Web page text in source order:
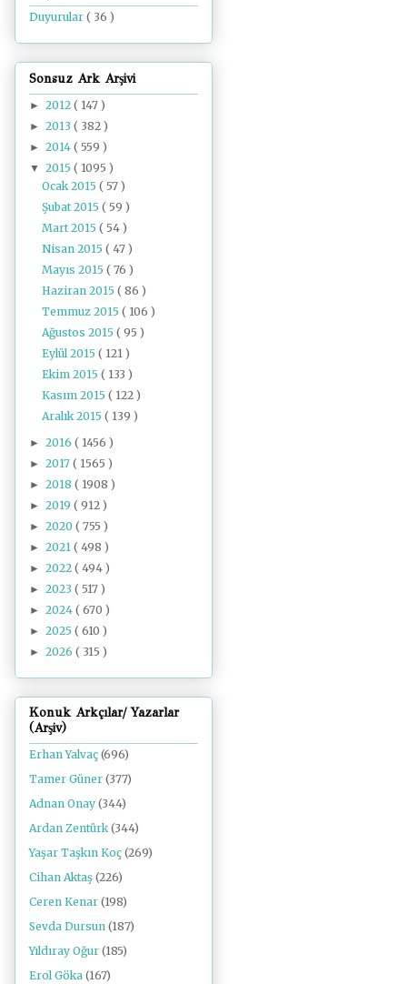
Duyurular ( 36 )
Sonsuz Ark Arşivi
► 2012 ( 147 )
► 2013 ( 382 )
► 2014 ( 559 )
▼ 2015 ( 1095 )
Ocak 2015( 57 )
Şubat 2015( 59 )
Mart 2015( 54 )
Nisan 2015( 47 )
Mayıs 2015( 76 )
Haziran 2015( 86 )
Temmuz 2015( 106 )
Ağustos 2015( 95 )
Eylül 2015( 121 )
Ekim 2015( 133 )
Kasım 2015( 122 )
Aralık 2015( 139 )
► 2016 ( 1456 )
► 2017 ( 1565 )
► 2018 ( 1908 )
► 2019 ( 912 )
► 2020 ( 755 )
► 2021 ( 498 )
► 2022 ( 494 )
► 2023 ( 517 )
► 2024 ( 670 )
► 2025 ( 610 )
► 2026 ( 315 )
Konuk Arkçılar/ Yazarlar
(Arşiv)
Erhan Yalvaç (696)
Tamer Güner (377)
Adnan Onay (344)
Ardan Zentürk (344)
Yaşar Taşkın Koç (269)
Cihan Aktaş (226)
Ceren Kenar (198)
Sevda Dursun (187)
Yıldıray Oğur (185)
Erol Göka (167)